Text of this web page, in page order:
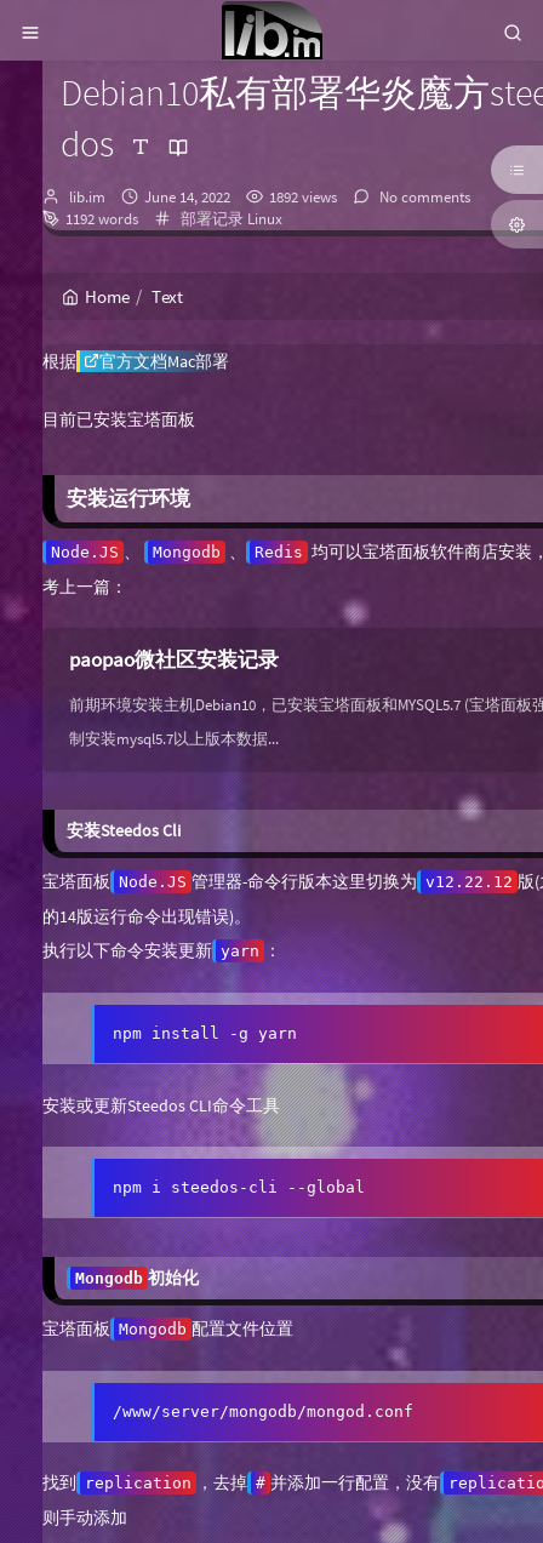
Debian10私有部署华炎魔方
dos
Author：
lib.im
发
布
时
June 14, 2022 1892 views
No comments
1192 words
Categories：
部署记录 Linux
Home Text
根据 官方文档Mac部署
目前已安装宝塔面板
安装运行环境
Node.JS 、 Mongodb 、 Redis 均可以宝塔面板软件商店安装
考上一篇：
paopao微社区安装记录
前期环境安装主机Debian10，已安装宝塔面板和MYSQL5.7 (宝塔面板
制安装mysql5.7以上版本数据...
安装Steedos Cli
宝塔面板 Node.JS 管理器-命令行版本这里切换为 v12.22.12 版
的14版运行命令出现错误)。
执行以下命令安装更新 yarn ：
npm install -g yarn
安装或更新Steedos CLI命令工具
npm i steedos-cli --global
Mongodb 初始化
宝塔面板 Mongodb 配置文件位置
/www/server/mongodb/mongod.conf
找到 replication ，去掉 # 并添加一行配置，没有
则手动添加